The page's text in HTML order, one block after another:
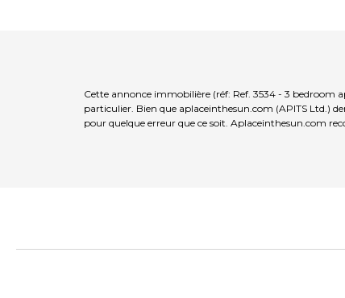
Cette annonce immobilière (réf: Ref. 3534 - 3 bedroom
particulier. Bien que aplaceinthesun.com (APITS Ltd.)
pour quelque erreur que ce soit. Aplaceinthesun.com